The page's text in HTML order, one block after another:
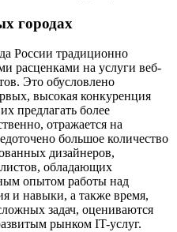
городах
России традиционно
расценками на услуги веб-
Это обусловлено
высокая конкуренция
предлагать более
отражается на
большое количество
дизайнеров,
обладающих
опытом работы над
и навыки, а также время,
задач, оцениваются
рынком IT-услуг.